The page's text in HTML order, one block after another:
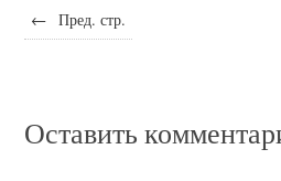
← Пред. стр.
Оставить